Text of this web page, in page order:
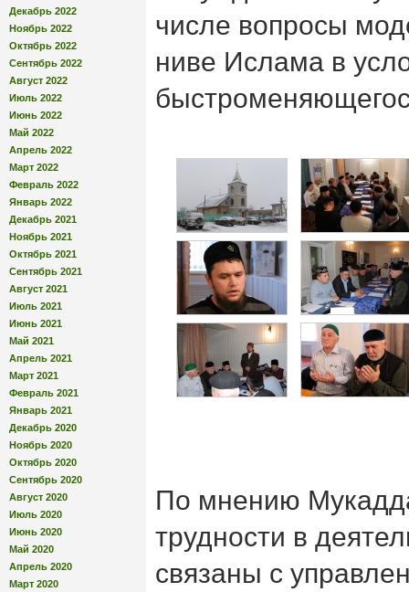
Декабрь 2022
Ноябрь 2022
Октябрь 2022
Сентябрь 2022
Август 2022
Июль 2022
Июнь 2022
Май 2022
Апрель 2022
Март 2022
Февраль 2022
Январь 2022
Декабрь 2021
Ноябрь 2021
Октябрь 2021
Сентябрь 2021
Август 2021
Июль 2021
Июнь 2021
Май 2021
Апрель 2021
Март 2021
Февраль 2021
Январь 2021
Декабрь 2020
Ноябрь 2020
Октябрь 2020
Сентябрь 2020
Август 2020
Июль 2020
Июнь 2020
Май 2020
Апрель 2020
Март 2020
числе вопросы
ниве Ислама в
По мнению
трудности в
связаны с